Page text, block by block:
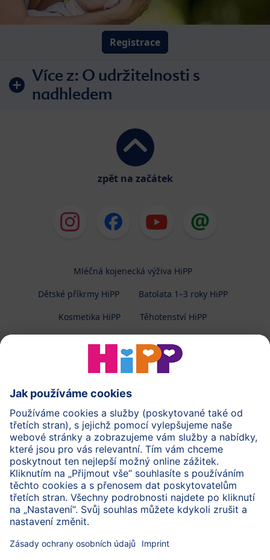
Registrace
Více z: O udržitelnosti s
nadhledem
zpět na začátek
Mléčná kojenecká výživa HiPP
Dětské příkrmy HiPP
Batolata 1–3 roky HiPP
Kosmetika HiPP
Těhotenství HiPP
Ochrana osobních údajů
Zpracování osobních údajů (BabyClub)
Zpracování osobních údajů (Fotosoutěž)
Cookies a pravidla užívání webové stránky
Pravidla soutěže (Fotosoutěž)
Všeobecné podmínky
Práva Imprint